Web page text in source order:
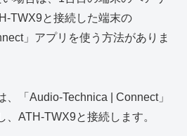
TWX9と接続した端末の
」アプリを使う方法がありま
「Audio-Technica | Connect」
、ATH-TWX9と接続します。